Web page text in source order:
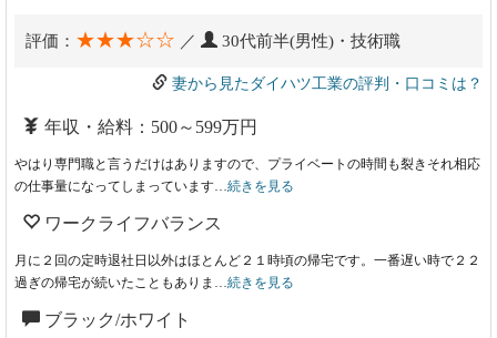
評価： ★★★☆☆ ／ 30代前半(男性)・技術職
妻から見たダイハツ工業の評判・口コミは？
年収・給料：500～599万円
やはり専門職と言うだけはありますので、プライベートの時間も裂きそれ相応
の仕事量になってしまっています… 続きを見る
ワークライフバランス
月に２回の定時退社日以外はほとんど２１時頃の帰宅です。一番遅い時で２２
過ぎの帰宅が続いたこともありま… 続きを見る
ブラック/ホワイト